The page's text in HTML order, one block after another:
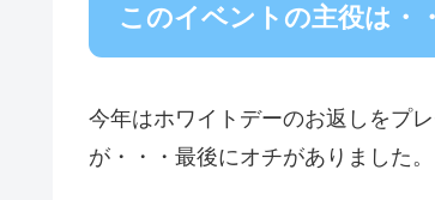
このイベントの主役は・
今年はホワイトデーのお返しをプ
が・・・最後にオチがありました。